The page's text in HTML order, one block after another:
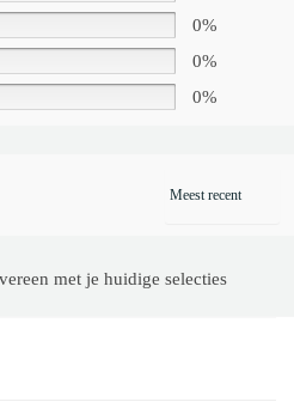
0%
0%
0%
met je huidige selecties